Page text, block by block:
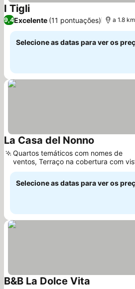
I TigliVer preços
9,4Excelente (11 pontuações) a 1.8
Selecione as datas para ver os
La Casa del Nonno
Quartos temáticos com nomes de
ventos, Terraço na cobertura com
para o jardim
Selecione as datas para ver os
B&B La Dolce Vita